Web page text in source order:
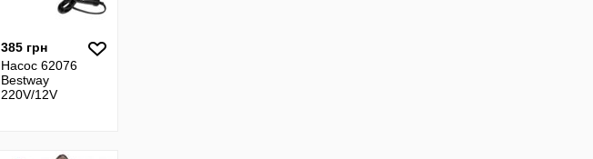
385 грн
Насос 62076
Bestway
220V/12V